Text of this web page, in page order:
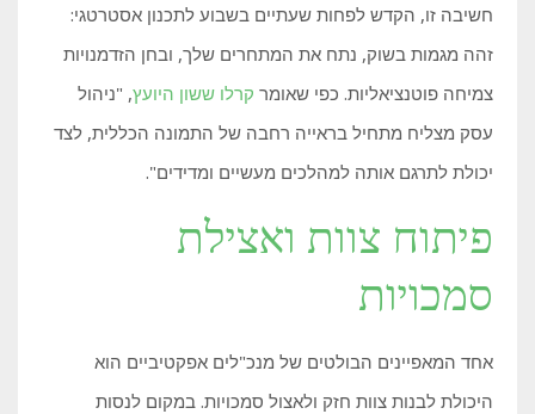
חשיבה זו, הקדש לפחות שעתיים בשבוע לתכנון אסטרטגי:
זהה מגמות בשוק, נתח את המתחרים שלך, ובחן הזדמנויות
צמיחה פוטנציאליות. כפי שאומר קרלו ששון היועץ, "ניהול
עסק מצליח מתחיל בראייה רחבה של התמונה הכללית, לצד
יכולת לתרגם אותה למהלכים מעשיים ומדידים".
פיתוח צוות ואצילת
סמכויות
אחד המאפיינים הבולטים של מנכ"לים אפקטיביים הוא
היכולת לבנות צוות חזק ולאצול סמכויות. במקום לנסות